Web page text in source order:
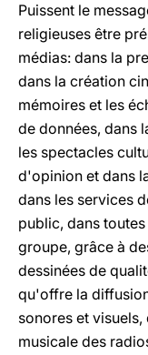
Puissent le
religieuses être
médias: dans la
dans la création
mémoires et les
de données, dans
les spectacles
d'opinion et dans
dans les services
public, dans
groupe, grâce à
dessinées de
qu'offre la
sonores et
musicale des